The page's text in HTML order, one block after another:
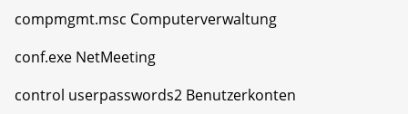
compmgmt.msc Computerverwaltung
conf.exe NetMeeting
control userpasswords2 Benutzerkonten